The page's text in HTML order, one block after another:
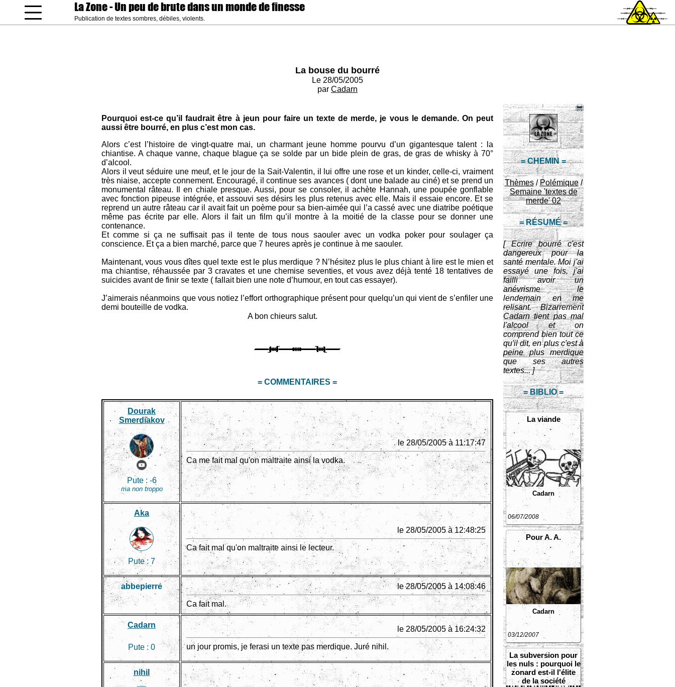
La Zone- Un peu de brute dans un monde de finesse
Publication de textes sombres, débiles, violents.
La bouse du bourré
Le 28/05/2005
par Cadarn
= CHEMIN =
Thèmes/Polémique/
Semaine 'textes de
merde' 02
= RÉSUMÉ =
[ Ecrire bourré c'est
dangereux pour la
santé mentale. Moi j'ai
essayé une fois, j'ai
failli avoir un
anévrisme le
lendemain en me
relisant. Bizarrement
Cadarn tient pas mal
l'alcool et on
comprend bien tout ce
qu'il dit, en plus c'est à
peine plus merdique
que ses autres
textes... ]
= BIBLIO =
La viande
Cadarn
06/07/2008
Pour A. A.
Cadarn
03/12/2007
La subversion pour
les nuls : pourquoi le
zonard est-il l'élite
de la société
Pourquoi est-ce qu’il faudrait être à jeun pour faire un texte de merde, je vous le demande. On peut
aussi être bourré, en plus c’est mon cas.
Alors c’est l’histoire de vingt-quatre mai, un charmant jeune homme pourvu d’un gigantesque talent : la
chiantise. A chaque vanne, chaque blague ça se solde par un bide plein de gras, de gras de whisky à 70°
d’alcool.
Alors il veut séduire une meuf, et le jour de la Sait-Valentin, il lui offre une rose et un kinder, celle-ci, vraiment
très niaise, accepte connement. Encouragé, il continue ses avances ( dont une balade au ciné) et se prend un
monumental râteau. Il en chiale presque. Aussi, pour se consoler, il achète Hannah, une poupée gonflable
avec fonction pipeuse intégrée, et assouvi ses désirs les plus retenus avec elle. Mais il essaie encore. Et se
reprend un autre râteau car il avait fait un poème pour sa bien-aimée qui l’a cassé avec une diatribe poétique
même pas écrite par elle. Alors il fait un film qu’il montre à la moitié de la classe pour se donner une
contenance.
Et comme si ça ne suffisait pas il tente de tous nous saouler avec un vodka poker pour soulager ça
conscience. Et ça a bien marché, parce que 7 heures après je continue à me saouler.
Maintenant, vous vous dîtes quel texte est le plus merdique ? N’hésitez plus le plus chiant à lire est le mien et
ma chiantise, réhaussée par 3 cravates et une chemise seventies, et vous avez déjà tenté 18 tentatives de
suicides avant de finir se texte ( fallait bien une note d’humour, en tout cas essayer).
J’aimerais néanmoins que vous notiez l’effort orthographique présent pour quelqu’un qui vient de s’enfiler une
demi bouteille de vodka.
A bon chieurs salut.
= COMMENTAIRES =
Dourak
Smerdiakov
Pute : -6
ma non troppo
le 28/05/2005 à 11:17:47
Ca me fait mal qu'on maltraite ainsi la vodka.
Aka
Pute : 7
le 28/05/2005 à 12:48:25
Ca fait mal qu'on maltraite ainsi le lecteur.
abbepierre le 28/05/2005 à 14:08:46
Ca fait mal.
Cadarn
Pute : 0
le 28/05/2005 à 16:24:32
un jour promis, je ferasi un texte pas merdique. Juré nihil.
nihil